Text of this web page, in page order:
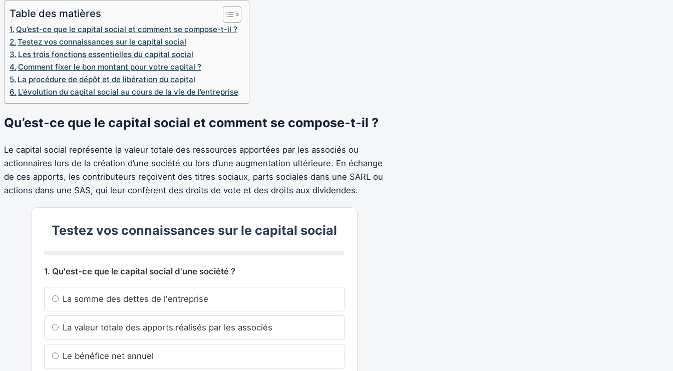
Table des matières
Qu’est-ce que le capital social et comment se compose-t-il ?
Testez vos connaissances sur le capital social
Les trois fonctions essentielles du capital social
Comment fixer le bon montant pour votre capital ?
La procédure de dépôt et de libération du capital
L’évolution du capital social au cours de la vie de l’entreprise
Qu’est-ce que le capital social et comment se compose-t-il ?
Le capital social représente la valeur totale des ressources apportées par les associés ou
actionnaires lors de la création d’une société ou lors d’une augmentation ultérieure. En échange
de ces apports, les contributeurs reçoivent des titres sociaux, parts sociales dans une SARL ou
actions dans une SAS, qui leur confèrent des droits de vote et des droits aux dividendes.
Testez vos connaissances sur le capital social
1. Qu'est-ce que le capital social d'une société ?
La somme des dettes de l'entreprise
La valeur totale des apports réalisés par les associés
Le bénéfice net annuel